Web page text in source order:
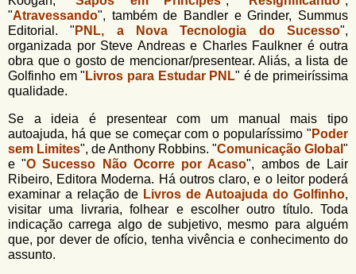
"Atravessando", também de Bandler e Grinder, Summus
Editorial. " PNL, a Nova Tecnologia do Sucesso",
organizada por Steve Andreas e Charles Faulkner é outra
obra que o gosto de mencionar/presentear. Aliás, a lista de
Golfinho em " Livros para Estudar PNL" é de primeiríssima
qualidade.
Se a ideia é presentear com um manual mais tipo
autoajuda, há que se começar com o popularíssimo " Poder
sem Limites", de Anthony Robbins. "Comunicação Global "
e "O Sucesso Não Ocorre por Acaso", ambos de Lair
Ribeiro, Editora Moderna. Há outros claro, e o leitor poderá
examinar a relação de Livros de Autoajuda do Golfinho,
visitar uma livraria, folhear e escolher outro título. Toda
indicação carrega algo de subjetivo, mesmo para alguém
que, por dever de ofício, tenha vivência e conhecimento do
assunto.